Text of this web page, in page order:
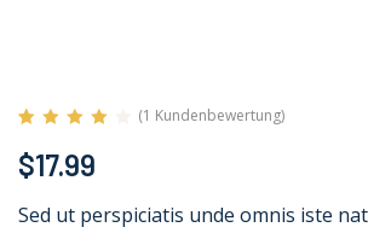
mit
4.00
basierend
auf
(1 Kundenbewertung)
$17.99
Sed ut perspiciatis unde omnis iste